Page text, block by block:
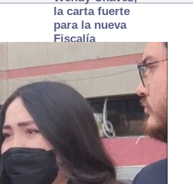
la carta fuerte
para la nueva
Fiscalía